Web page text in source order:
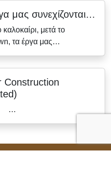
μας συνεχίζονται…
μετά το
τα έργα μας…
Construction